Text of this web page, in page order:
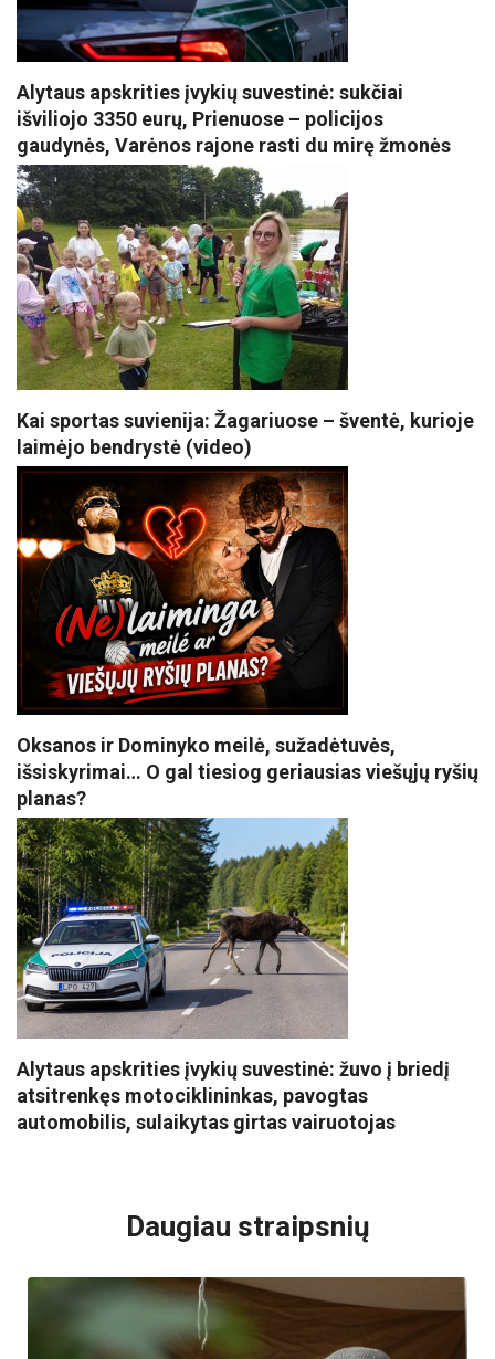
Alytaus apskrities įvykių suvestinė: sukčiai
išviliojo 3350 eurų, Prienuose – policijos
gaudynės, Varėnos rajone rasti du mirę žmonės
Kai sportas suvienija: Žagariuose – šventė, kurioje
laimėjo bendrystė (video)
Oksanos ir Dominyko meilė, sužadėtuvės,
išsiskyrimai… O gal tiesiog geriausias viešųjų ryšių
planas?
Alytaus apskrities įvykių suvestinė: žuvo į briedį
atsitrenkęs motociklininkas, pavogtas
automobilis, sulaikytas girtas vairuotojas
Daugiau straipsnių